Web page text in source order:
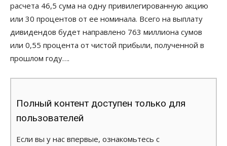
расчета 46,5 сума на одну привилегированную акцию
или 30 процентов от ее номинала. Всего на выплату
дивидендов будет направлено 763 миллиона сумов
или 0,55 процента от чистой прибыли, полученной в
прошлом году….
Полный контент доступен только для
пользователей
Если вы у нас впервые, ознакомьтесь с